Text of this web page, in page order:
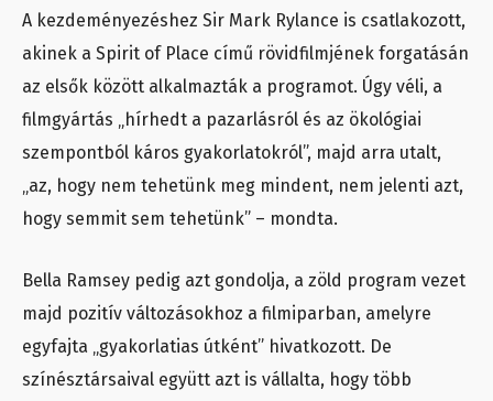
A kezdeményezéshez Sir Mark Rylance is csatlakozott,
akinek a Spirit of Place című rövidfilmjének forgatásán
az elsők között alkalmazták a programot. Úgy véli, a
filmgyártás „hírhedt a pazarlásról és az ökológiai
szempontból káros gyakorlatokról”, majd arra utalt,
„az, hogy nem tehetünk meg mindent, nem jelenti azt,
hogy semmit sem tehetünk” – mondta.
Bella Ramsey pedig azt gondolja, a zöld program vezet
majd pozitív változásokhoz a filmiparban, amelyre
egyfajta „gyakorlatias útként” hivatkozott. De
színésztársaival együtt azt is vállalta, hogy több